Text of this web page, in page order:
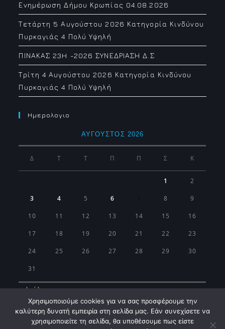
Ενημέρωση Δήμου Κρωπίας 04.08.2026
Τετάρτη 5 Αυγούστου 2026 Κατηγορία Κινδύνου
Πυρκαγιάς 4 Πολύ Υψηλή
ΠΙΝΑΚΑΣ 23H -2026 ΣΥΝΕΔΡΙΑΣΗ Δ.Σ
Τρίτη 4 Αυγούστου 2026 Κατηγορία Κινδύνου
Πυρκαγιάς 4 Πολύ Υψηλή
Ημερολογιο
ΑΎΓΟΥΣΤΟΣ 2026
Δ Τ Τ Π Π Σ Κ
1 2
3 4 5 6 8 9
10 11 12 13 14 15 16
17 18 19 20 21 22 23
24 25 26 27 28 29 30
31
« Ιούλ
Χρησιμοποιούμε cookies για να σας προσφέρουμε την
καλύτερη δυνατή εμπειρία στη σελίδα μας. Εάν συνεχίσετε να
χρησιμοποιείτε τη σελίδα, θα υποθέσουμε πως είστε